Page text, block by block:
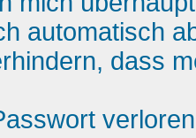
automatisch
dass